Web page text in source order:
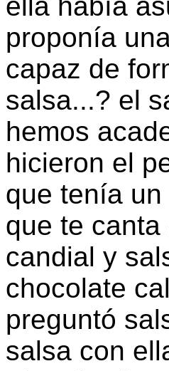
ella había
proponía
capaz de
salsa...? el
hemos
hicieron el
que tenía
que te
candial y
chocolate
preguntó
salsa con